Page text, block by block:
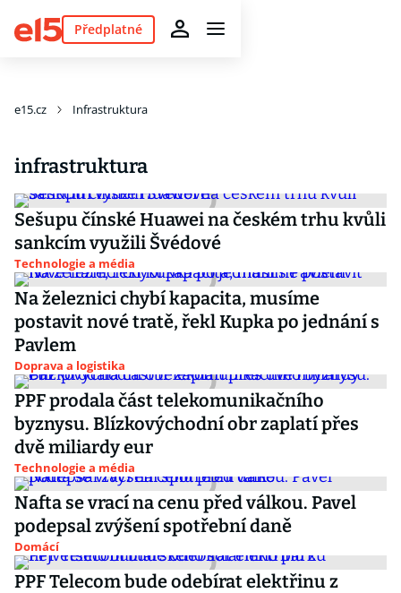
Předplatné
e15.cz Infrastruktura
infrastruktura
Sešupu čínské Huawei na českém trhu kvůli
sankcím využili Švédové
Technologie a média
Na železnici chybí kapacita, musíme
postavit nové tratě, řekl Kupka po jednání s
Pavlem
Doprava a logistika
PPF prodala část telekomunikačního
byznysu. Blízkovýchodní obr zaplatí přes
dvě miliardy eur
Technologie a média
Nafta se vrací na cenu před válkou. Pavel
podepsal zvýšení spotřební daně
Domácí
PPF Telecom bude odebírat elektřinu z